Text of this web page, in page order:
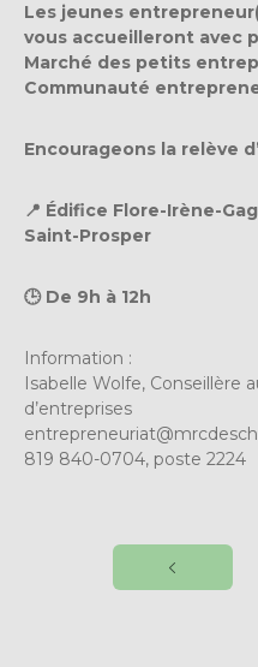
Les jeunes
vous accueilleront avec
Marché des petits
Communauté
Encourageons la relève
📍 Édifice Flore-Irène-
Saint-Prosper
🕒 De 9h à 12h
Information :
Isabelle Wolfe, Conseillère
d’entreprises
819 840-0704, poste 2224